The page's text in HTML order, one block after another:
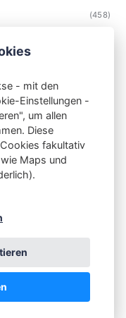
(458)
(iOSBN)
- mit den
Einstellungen -
um allen
Diese
fakultativ
Maps und